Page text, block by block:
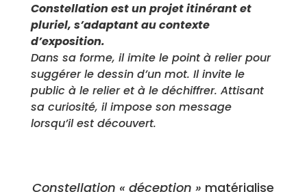
Constellation est un projet itinérant et
pluriel, s’adaptant au contexte
d’exposition.
Dans sa forme, il imite le point à relier pour
suggérer le dessin d’un mot. Il invite le
public à le relier et à le déchiffrer. Attisant
sa curiosité, il impose son message
lorsqu’il est découvert.
Constellation « déception » matérialise